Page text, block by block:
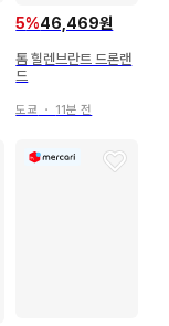
5%46,469원
톰 힐렌브란트 드론랜
드
도쿄 ・ 11분 전